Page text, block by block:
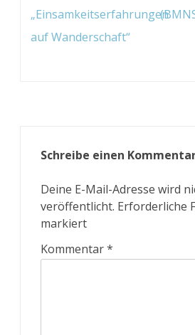
„Einsamkeitserfahrungen
auf Wanderschaft“
Schreibe einen
Deine E-Mail-Adresse wird
veröffentlicht. Erforderliche
markiert
Kommentar*